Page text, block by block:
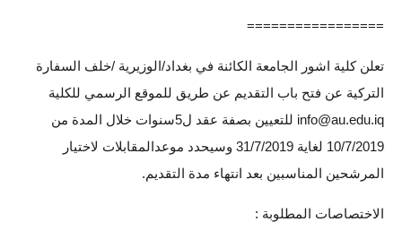
=================
تعلن كلية اشور الجامعة الكائنة في بغداد/الوزيرية /خلف السفارة
التركية عن فتح باب التقديم عن طريق للموقع الرسمي للكلية
info@au.edu.iq
للتعيين بصفة عقد ل5سنوات خلال المدة من
10/7/2019 لغاية 31/7/2019 وسيحدد موعدالمقابلات لاختيار
المرشحين المناسبين بعد انتهاء مدة التقديم.
الاختصاصات المطلوبة :